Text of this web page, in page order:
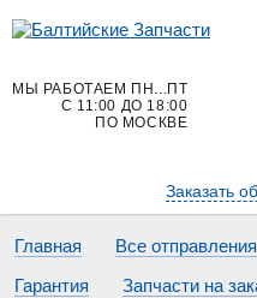
МЫ РАБОТАЕМ ПН...ПТ
С 11:00 ДО 18:00
ПО МОСКВЕ
Заказать
Главная Все отправления
Гарантия
Запчасти на